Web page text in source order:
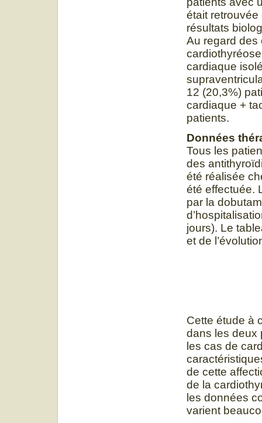
était retrouvée
résultats
Au regard des
cardiaque
12 (20,3%)
cardiaque +
patients.
Données
Tous les
des
été réalisée
été effectuée.
par la
jours). Le
et de
Cette étude à
dans les deux
les cas de
de cette
de la
les données
varient